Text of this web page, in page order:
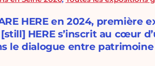
HERE en 2024, première
HERE s’inscrit au cœur
le dialogue entre